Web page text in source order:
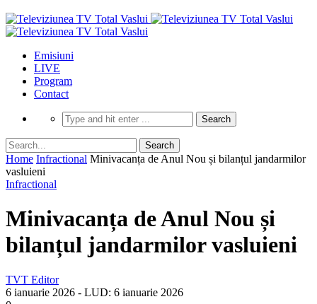
Emisiuni
LIVE
Program
Contact
Home Infractional Minivacanța de Anul Nou și bilanțul jandarmilor
vasluieni
Infractional
Minivacanța de Anul Nou și
bilanțul jandarmilor vasluieni
TVT Editor
6 ianuarie 2026 - LUD: 6 ianuarie 2026